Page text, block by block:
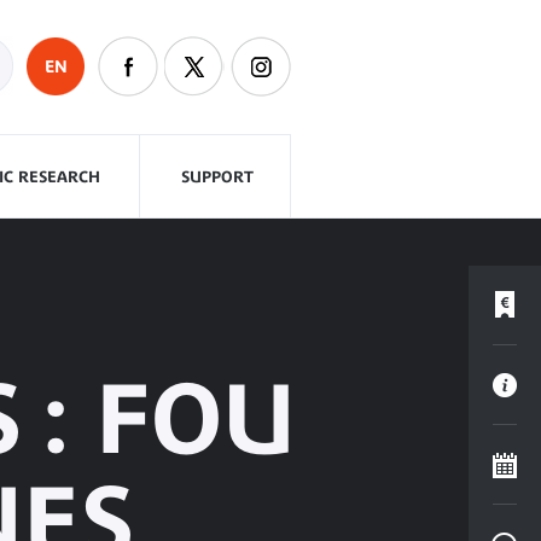
EN
RESEARCH SUPPORT
: FOU